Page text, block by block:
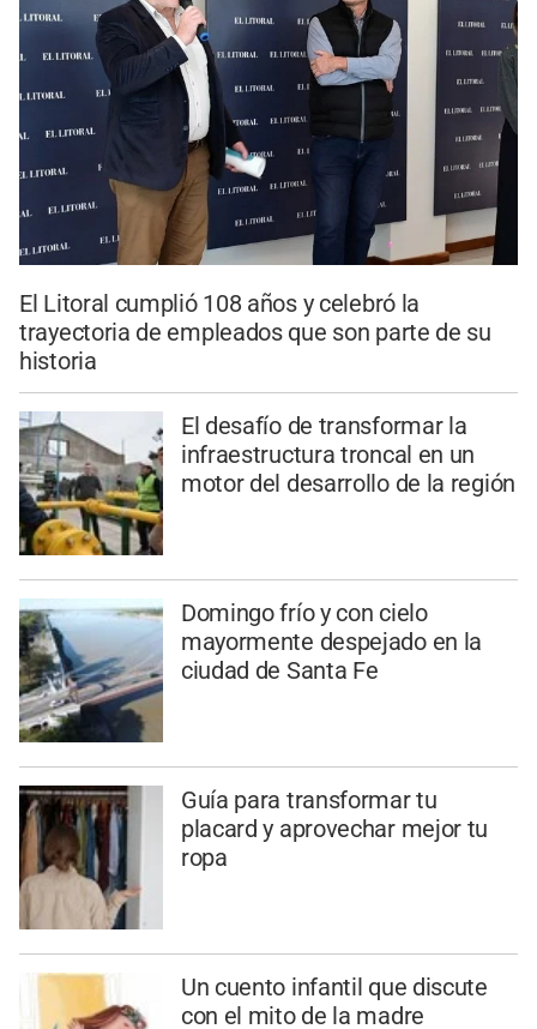
El Litoral cumplió 108 años y celebró la
trayectoria de empleados que son parte de su
historia
El desafío de transformar la
infraestructura troncal en un
motor del desarrollo de la región
Domingo frío y con cielo
mayormente despejado en la
ciudad de Santa Fe
Guía para transformar tu
placard y aprovechar mejor tu
ropa
Un cuento infantil que discute
con el mito de la madre